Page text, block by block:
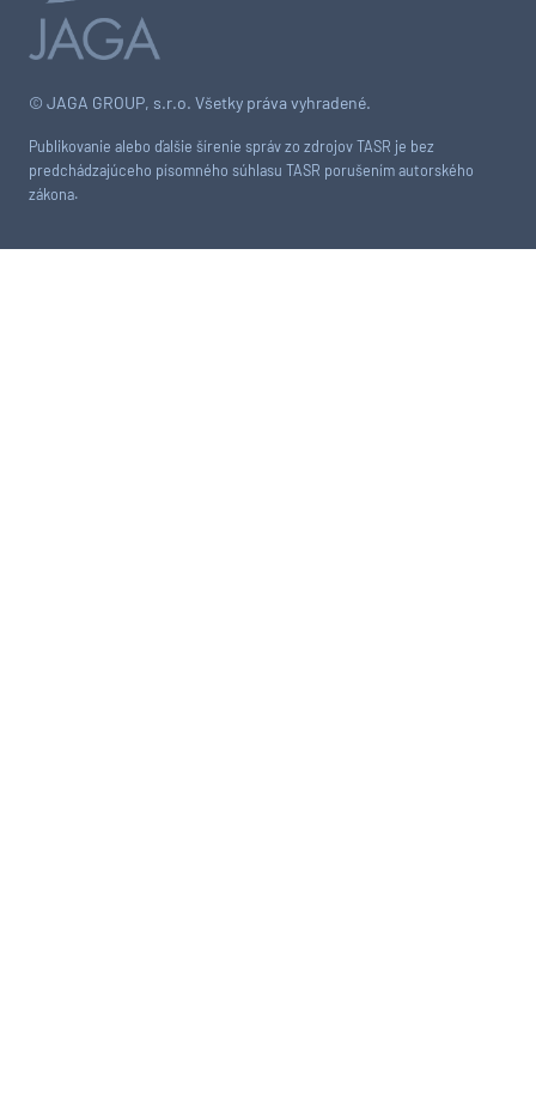
© JAGA GROUP, s.r.o. Všetky práva vyhradené.
Publikovanie alebo ďalšie šírenie správ zo zdrojov TASR je bez
predchádzajúceho písomného súhlasu TASR porušením autorského
zákona.